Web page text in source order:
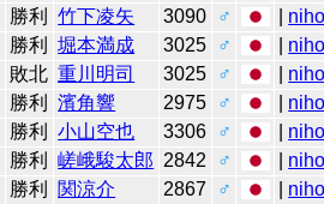
勝利 竹下凌矢 3090 ♂
勝利 堀本満成 3025 ♂
敗北 重川明司 3025 ♂
勝利 濱角響 2975 ♂
勝利 小山空也 3306 ♂
勝利 嵯峨駿太郎 2842 ♂
勝利 関涼介 2867 ♂